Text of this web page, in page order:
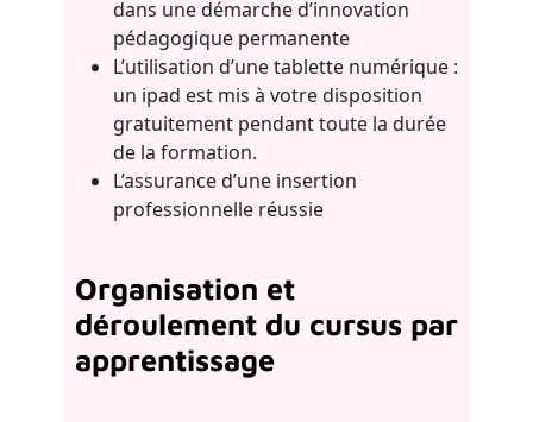
dans une démarche d’innovation
pédagogique permanente
L’utilisation d’une tablette numérique :
un ipad est mis à votre disposition
gratuitement pendant toute la durée
de la formation.
L’assurance d’une insertion
professionnelle réussie
Organisation et
déroulement du cursus par
apprentissage